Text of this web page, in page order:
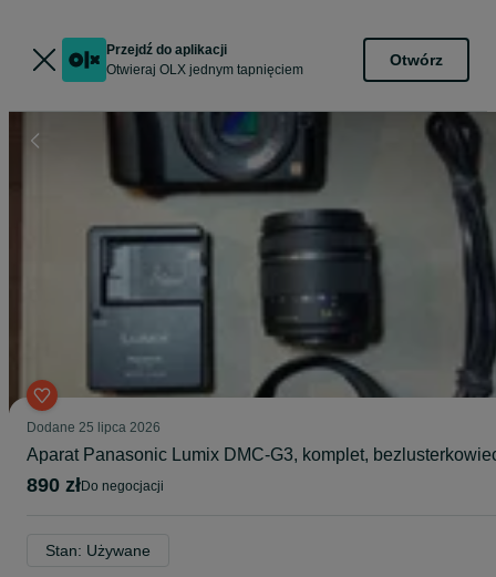
Przejdź do aplikacji
Otwieraj OLX jednym tapnięciem
Otwórz
Dodane 25 lipca 2026
Aparat Panasonic Lumix DMC-G3, komplet,
890 zł do negocjacji
Stan: Używane